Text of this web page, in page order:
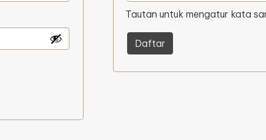
Tautan untuk mengatur kata
Daftar